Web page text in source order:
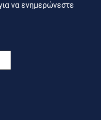
να ενημερώνεστε